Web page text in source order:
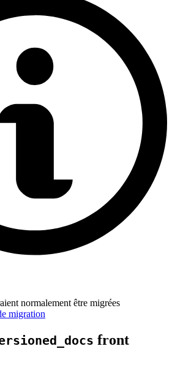
normalement être migrées
migration
front